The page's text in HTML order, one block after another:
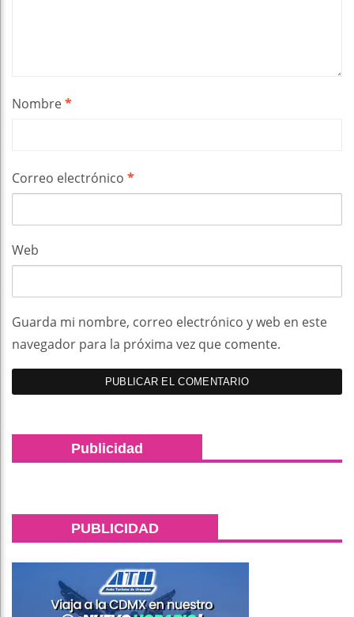
Nombre*
Correo electrónico *
Web
Guarda mi nombre, correo electrónico y web en este
navegador para la próxima vez que comente.
Publicidad
PUBLICIDAD